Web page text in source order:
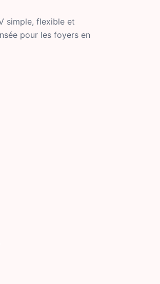
simple, flexible et
pour les foyers en